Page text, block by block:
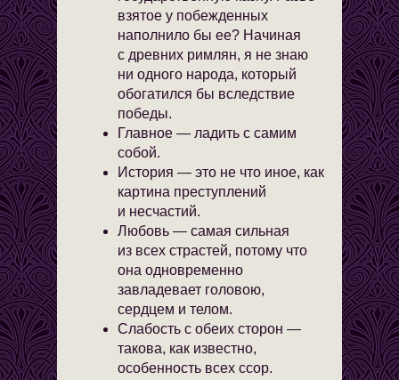
взятое у побежденных
наполнило бы ее? Начиная
с древних римлян, я не знаю
ни одного народа, который
обогатился бы вследствие
победы.
Главное — ладить с самим
собой.
История — это не что иное, как
картина преступлений
и несчастий.
Любовь — самая сильная
из всех страстей, потому что
она одновременно
завладевает головою,
сердцем и телом.
Слабость с обеих сторон —
такова, как известно,
особенность всех ссор.